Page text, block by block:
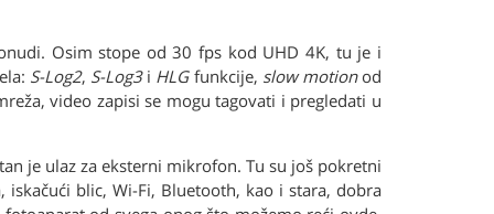
Osim stope od 30 fps kod UHD 4K, tu je i
S-Log2, S-Log3i HLG funkcije, slow motionod
video zapisi se mogu tagovati i pregledati u
je ulaz za eksterni mikrofon. Tu su još pokretni
blic, Wi-Fi, Bluetooth, kao i stara, dobra